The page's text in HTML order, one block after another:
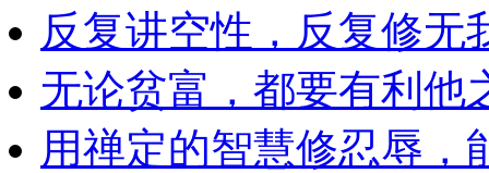
反复讲空性，反复修无
无论贫富，都要有利他
用禅定的智慧修忍辱，